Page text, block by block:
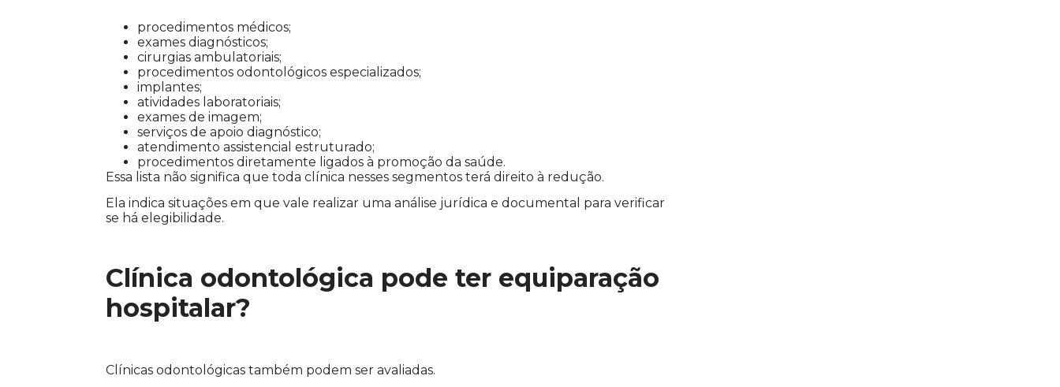
procedimentos médicos;
exames diagnósticos;
cirurgias ambulatoriais;
procedimentos odontológicos especializados;
implantes;
atividades laboratoriais;
exames de imagem;
serviços de apoio diagnóstico;
atendimento assistencial estruturado;
procedimentos diretamente ligados à promoção da saúde.
Essa lista não significa que toda clínica nesses segmentos terá direito à redução.
Ela indica situações em que vale realizar uma análise jurídica e documental para verificar
se há elegibilidade.
Clínica odontológica pode ter equiparação
hospitalar?
Clínicas odontológicas também podem ser avaliadas.